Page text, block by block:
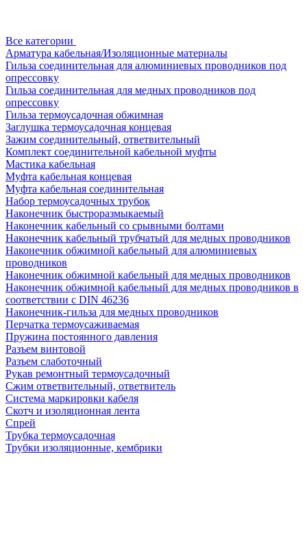
Все категории
Арматура кабельная/Изоляционные материалы
Гильза соединительная для алюминиевых проводников под
опрессовку
Гильза соединительная для медных проводников под
опрессовку
Гильза термоусадочная обжимная
Заглушка термоусадочная концевая
Зажим соединительный, ответвительный
Комплект соединительной кабельной муфты
Мастика кабельная
Муфта кабельная концевая
Муфта кабельная соединительная
Набор термоусадочных трубок
Наконечник быстроразмыкаемый
Наконечник кабельный со срывными болтами
Наконечник кабельный трубчатый для медных проводников
Наконечник обжимной кабельный для алюминиевых
проводников
Наконечник обжимной кабельный для медных проводников
Наконечник обжимной кабельный для медных проводников в
соответствии с DIN 46236
Наконечник-гильза для медных проводников
Перчатка термоусаживаемая
Пружина постоянного давления
Разъем винтовой
Разъем слаботочный
Рукав ремонтный термоусадочный
Сжим ответвительный, ответвитель
Система маркировки кабеля
Скотч и изоляционная лента
Спрей
Трубка термоусадочная
Трубки изоляционные, кембрики